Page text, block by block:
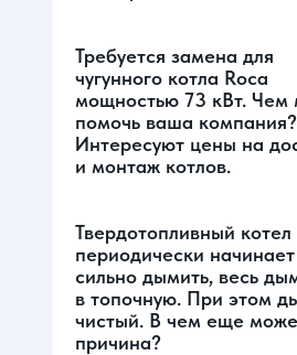
Требуется замена для
чугунного котла Roca
мощностью 73 кВт. Чем
помочь ваша компания?
Интересуют цены на
и монтаж котлов.
Твердотопливный котел
периодически начинает
сильно дымить, весь
в топочную. При этом
чистый. В чем еще
причина?